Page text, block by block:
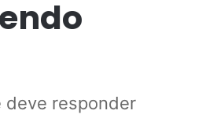
deve responder